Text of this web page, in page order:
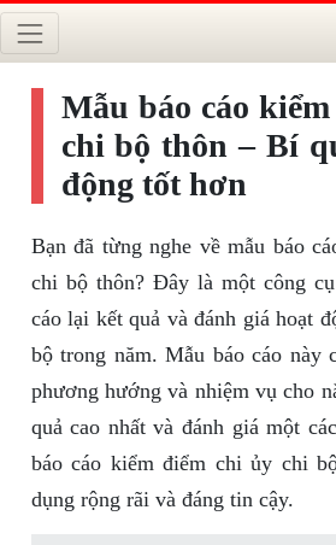
Mẫu báo cáo
chi bộ thôn – Bí
động tốt hơn
Bạn đã từng nghe về mẫu báo
chi bộ thôn? Đây là một công
cáo lại kết quả và đánh giá hoạt
bộ trong năm. Mẫu báo cáo này
phương hướng và nhiệm vụ cho
quả cao nhất và đánh giá một
báo cáo kiểm điểm chi ủy chi
dụng rộng rãi và đáng tin cậy.